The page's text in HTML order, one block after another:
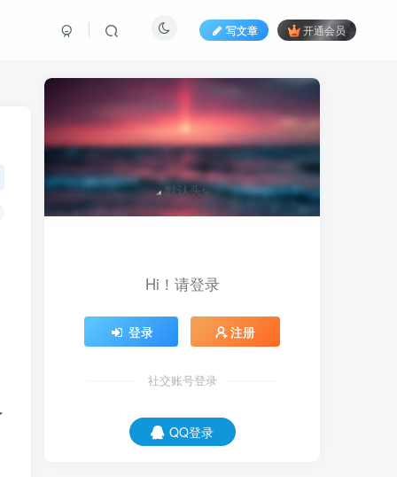
写文章 开通会员
Hi！请登录
登录 注册
社交账号登录
QQ登录